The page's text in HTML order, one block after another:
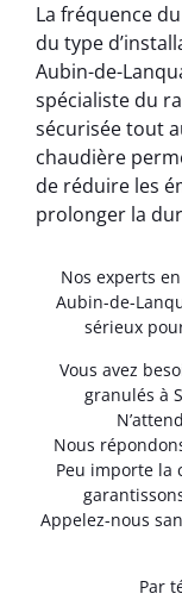
La fréquence
du type
Aubin-de-
spécialiste du
sécurisée tout
chaudière
de réduire les
prolonger la
Nos experts
Aubin-de-
sérieux
Vous avez
granulés à
Nous
Peu importe la
Appelez-nous
Par